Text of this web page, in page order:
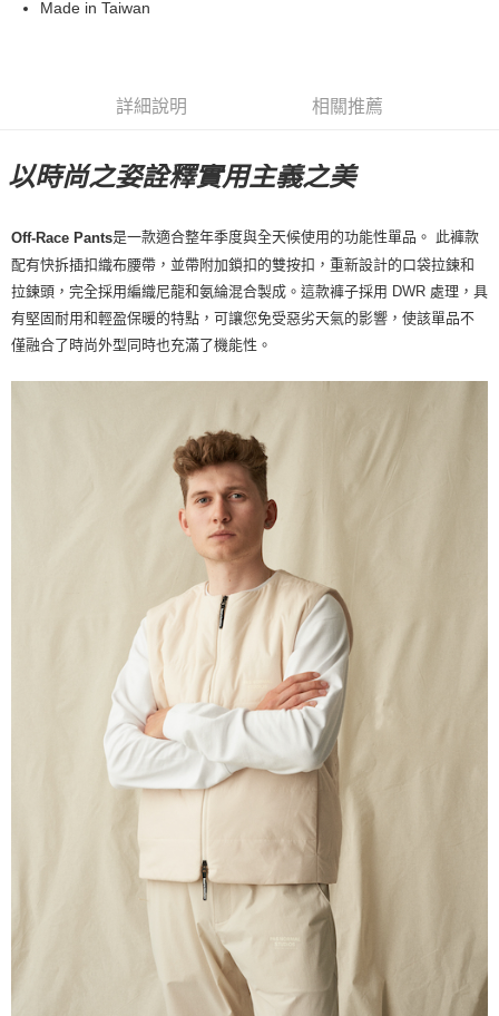
付款後7-11取貨
宅配
Made in Taiwan
詳細說明 相關推薦
以時尚之姿詮釋實用主義之美
Off-Race Pants是一款適合整年季度與全天候使用的功能性單品。 此褲款
配有快拆插扣織布腰帶，並帶附加鎖扣的雙按扣，重新設計的口袋拉鍊和
拉鍊頭，完全採用編織尼龍和氨綸混合製成。這款褲子採用 DWR 處理，具
有堅固耐用和輕盈保暖的特點，可讓您免受惡劣天氣的影響，使該單品不
僅融合了時尚外型同時也充滿了機能性。